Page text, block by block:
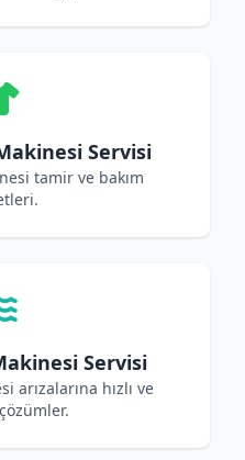
Servisi
tamir ve bakım
Servisi
arızalarına hızlı ve